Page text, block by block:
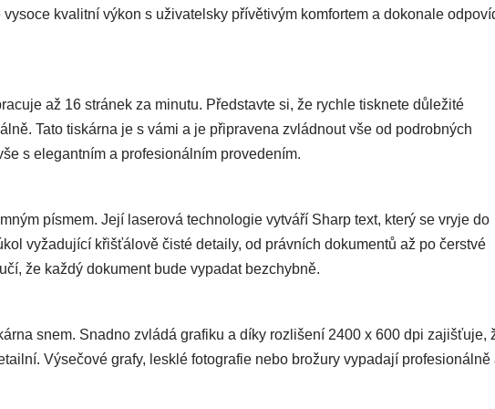
kvalitní výkon s uživatelsky přívětivým komfortem a dokonale
až 16 stránek za minutu. Představte si, že rychle tisknete důležité
Tato tiskárna je s vámi a je připravena zvládnout vše od podrobných
s elegantním a profesionálním provedením.
písmem. Její laserová technologie vytváří Sharp text, který se vryje do
vyžadující křišťálově čisté detaily, od právních dokumentů až po čerstvé
že každý dokument bude vypadat bezchybně.
snem. Snadno zvládá grafiku a díky rozlišení 2400 x 600 dpi zajišťuje,
Výsečové grafy, lesklé fotografie nebo brožury vypadají profesionálně